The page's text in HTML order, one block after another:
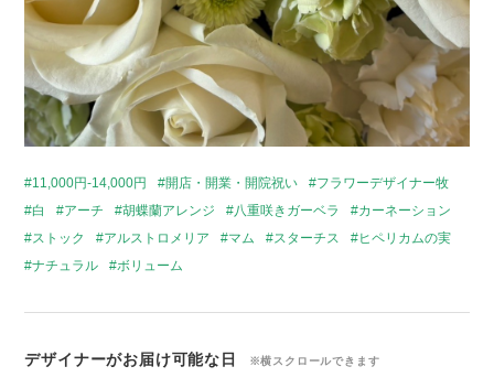
11,000円-14,000円 開店・開業・開院祝い
フラワーデザイナー牧
白
アーチ 胡蝶蘭アレンジ 八重咲きガーベラ
カーネーション
ストック
アルストロメリア マム スターチス
ヒペリカムの実
ナチュラル
ボリューム
デザイナーがお届け可能な日 ※横スクロールできます